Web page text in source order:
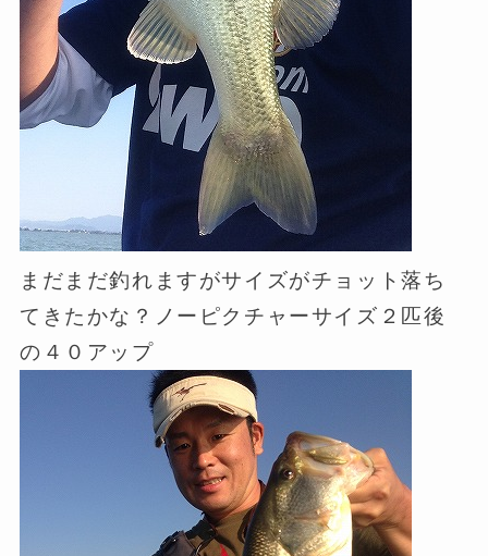
まだまだ釣れますがサイズがチョット落ち
てきたかな？ノーピクチャーサイズ２匹後
の４０アップ